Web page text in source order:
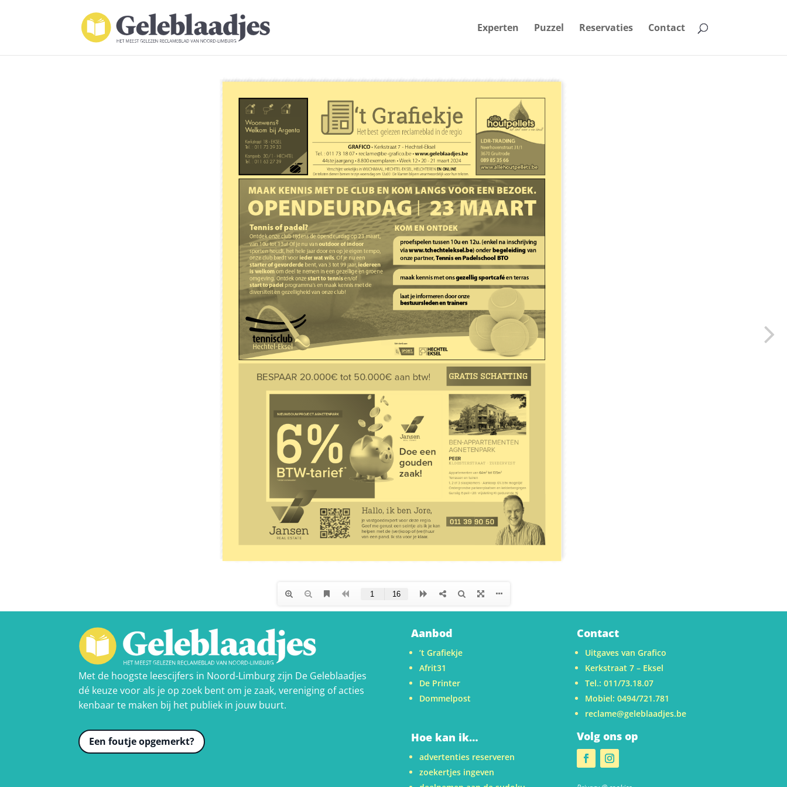
Experten Puzzel Reservaties Contact
Met de hoogste leescijfers in Noord-Limburg zijn De Geleblaadjes
dé keuze voor als je op zoek bent om je zaak, vereniging of acties
kenbaar te maken bij het publiek in jouw buurt.
Een foutje opgemerkt?
Aanbod
’t Grafiekje
Afrit31
De Printer
Dommelpost
Hoe kan ik…
advertenties reserveren
zoekertjes ingeven
Contact
Uitgaves van Grafico
Kerkstraat 7 – Eksel
Tel.: 011/73.18.07
Mobiel: 0494/721.781
reclame@geleblaadjes.be
Volg ons op